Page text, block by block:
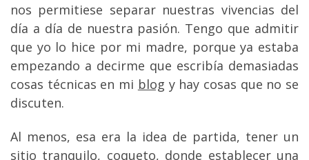
nos permitiese separar nuestras vivencias del
día a día de nuestra pasión. Tengo que admitir
que yo lo hice por mi madre, porque ya estaba
empezando a decirme que escribía demasiadas
cosas técnicas en mi blog y hay cosas que no se
discuten.
Al menos, esa era la idea de partida, tener un
sitio tranquilo, coqueto, donde establecer una